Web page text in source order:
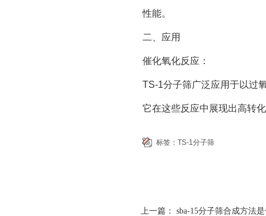
上一篇： sba-15分子筛合成方法
性能。
二、应用
催化氧化反应：
TS-1分子筛广泛应用于以过
它在这些反应中展现出高转
标签： TS-1分子筛